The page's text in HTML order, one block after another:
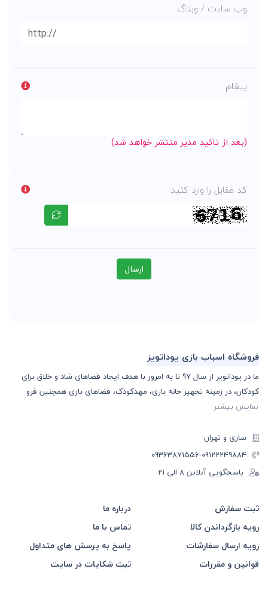
وب سایت / وبلاگ
پیغام
(بعد از تائید مدیر منتشر خواهد شد)
کد مقابل را وارد کنید
ارسال
فروشگاه اسباب بازی یوداتویز
ما در یوداتویز از سال 97 تا به امروز با هدف ایجاد فضاهای شاد و خلاق برای
کودکان، در زمینه تجهیز خانه بازی، مهدکودک، فضاهای بازی همچنین فرو
نمایش بیشتر
ساری و تهران
09122249884
-09363871556
پاسخگویی آنلاین 8 الی 21
ثبت سفارش
درباره ما
رویه بازگرداندن کالا
تماس با ما
رویه ارسال سفارشات
پاسخ به پرسش های متداول
قوانین و مقررات
ثبت شکایات در سایت